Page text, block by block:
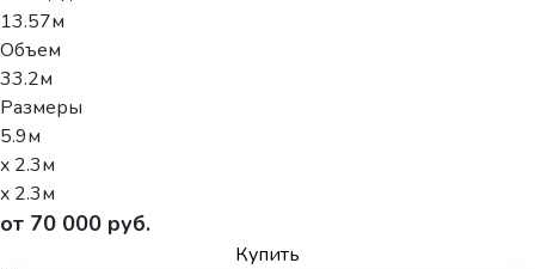
13.57м
Объем
33.2м
Размеры
5.9м
x 2.3м
x 2.3м
от 70 000 руб.
Купить